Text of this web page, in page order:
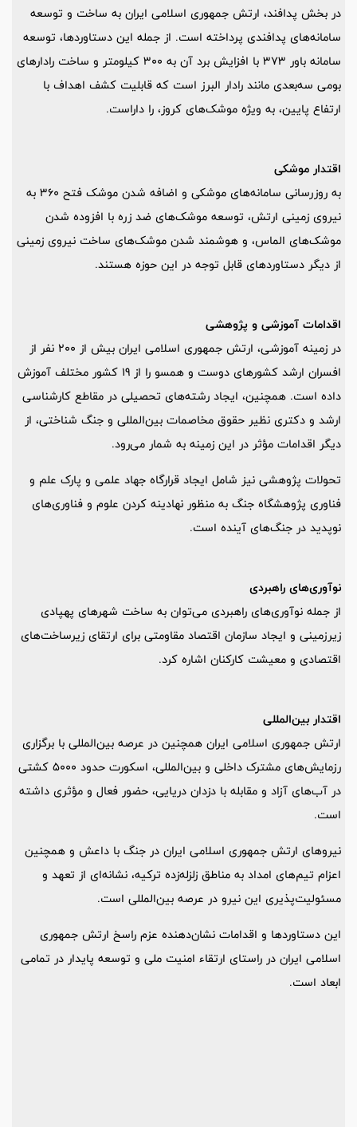
در بخش پدافند، ارتش جمهوری اسلامی ایران به ساخت و توسعه
سامانه‌های پدافندی پرداخته است. از جمله این دستاوردها، توسعه
سامانه باور 373 با افزایش برد آن به 300 کیلومتر و ساخت رادارهای
بومی سه‌بعدی مانند رادار البرز است که قابلیت کشف اهداف با
ارتفاع پایین، به ویژه موشک‌های کروز، را داراست.
اقتدار موشکی
به روزرسانی سامانه‌های موشکی و اضافه شدن موشک فتح 360 به
نیروی زمینی ارتش، توسعه موشک‌های ضد زره با افزوده شدن
موشک‌های الماس، و هوشمند شدن موشک‌های ساخت نیروی زمینی
از دیگر دستاوردهای قابل توجه در این حوزه هستند.
اقدامات آموزشی و پژوهشی
در زمینه آموزشی، ارتش جمهوری اسلامی ایران بیش از 200 نفر از
افسران ارشد کشورهای دوست و همسو را از 19 کشور مختلف آموزش
داده است. همچنین، ایجاد رشته‌های تحصیلی در مقاطع کارشناسی
ارشد و دکتری نظیر حقوق مخاصمات بین‌المللی و جنگ شناختی، از
دیگر اقدامات مؤثر در این زمینه به شمار می‌رود.
تحولات پژوهشی نیز شامل ایجاد قرارگاه جهاد علمی و پارک علم و
فناوری پژوهشگاه جنگ به منظور نهادینه کردن علوم و فناوری‌های
نوپدید در جنگ‌های آینده است.
نوآوری‌های راهبردی
از جمله نوآوری‌های راهبردی می‌توان به ساخت شهرهای پهپادی
زیرزمینی و ایجاد سازمان اقتصاد مقاومتی برای ارتقای زیرساخت‌های
اقتصادی و معیشت کارکنان اشاره کرد.
اقتدار بین‌المللی
ارتش جمهوری اسلامی ایران همچنین در عرصه بین‌المللی با برگزاری
رزمایش‌های مشترک داخلی و بین‌المللی، اسکورت حدود 5000 کشتی
در آب‌های آزاد و مقابله با دزدان دریایی، حضور فعال و مؤثری داشته
است.
نیروهای ارتش جمهوری اسلامی ایران در جنگ با داعش و همچنین
اعزام تیم‌های امداد به مناطق زلزله‌زده ترکیه، نشانه‌ای از تعهد و
مسئولیت‌پذیری این نیرو در عرصه بین‌المللی است.
این دستاوردها و اقدامات نشان‌دهنده عزم راسخ ارتش جمهوری
اسلامی ایران در راستای ارتقاء امنیت ملی و توسعه پایدار در تمامی
ابعاد است.